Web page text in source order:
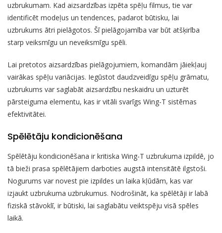
uzbrukumam. Kad aizsardzības izpēta spēļu filmus, tie var
identificēt modeļus un tendences, padarot būtisku, lai
uzbrukums ātri pielāgotos. Šī pielāgojamība var būt atšķirība
starp veiksmīgu un neveiksmīgu spēli.
Lai pretotos aizsardzības pielāgojumiem, komandām jāiekļauj
vairākas spēļu variācijas. Iegūstot daudzveidīgu spēļu grāmatu,
uzbrukums var saglabāt aizsardzību neskaidru un uzturēt
pārsteiguma elementu, kas ir vitāli svarīgs Wing-T sistēmas
efektivitātei.
Spēlētāju kondicionēšana
Spēlētāju kondicionēšana ir kritiska Wing-T uzbrukuma izpildē, jo
tā bieži prasa spēlētājiem darboties augstā intensitātē ilgstoši.
Nogurums var novest pie izpildes un laika kļūdām, kas var
izjaukt uzbrukuma uzbrukumus. Nodrošināt, ka spēlētāji ir labā
fiziskā stāvoklī, ir būtiski, lai saglabātu veiktspēju visā spēles
laikā.